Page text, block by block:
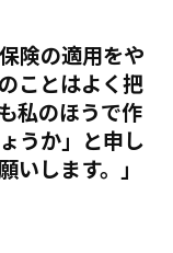
険の適用をや
ことはよく把
私のほうで作
うか」と申し
いします。」